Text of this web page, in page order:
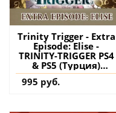
Trinity Trigger - Extra
Episode: Elise -
TRINITY-TRIGGER PS4
& PS5 (Турция)
купить дополнение
на аккаунт
995 руб.